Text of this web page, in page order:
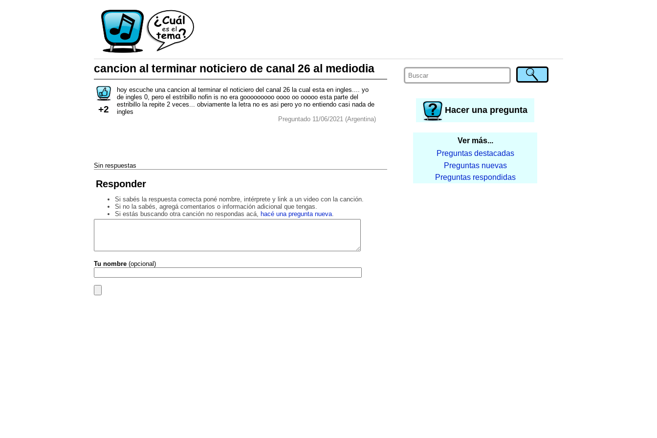
Hacer una pregunta
Ver más...
Preguntas destacadas
Preguntas nuevas
Preguntas respondidas
cancion al terminar noticiero de canal 26 al mediodia
+2
hoy escuche una cancion al terminar el noticiero del canal 26 la cual esta en ingles.... yo
de ingles 0, pero el estribillo nofin is no era gooooooooo oooo oo ooooo esta parte del
estribillo la repite 2 veces... obviamente la letra no es asi pero yo no entiendo casi nada de
ingles
Preguntado 11/06/2021 (Argentina)
Sin respuestas
Responder
Si sabés la respuesta correcta poné nombre, intérprete y link a un video con la canción.
Si no la sabés, agregá comentarios o información adicional que tengas.
Si estás buscando otra canción no respondas acá, hacé una pregunta nueva.
Tu nombre (opcional)